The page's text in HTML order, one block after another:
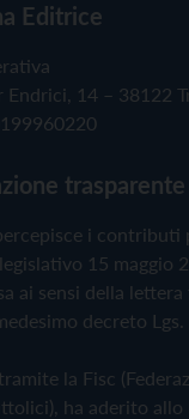
Editrice
Endrici, 14 – 38122
trasparente
i
15 maggio
ai sensi della
decreto Lgs.
la Fisc
ha aderito